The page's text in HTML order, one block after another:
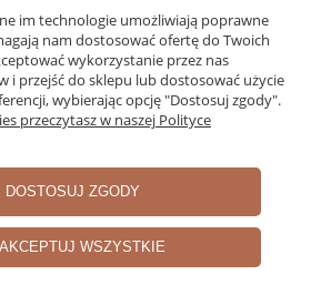
MOJE KONTO
I DOSTAWA
O NAS
im technologie umożliwiają poprawne
nam dostosować ofertę do Twoich
wykorzystanie przez nas
i przejść do sklepu lub dostosować użycie
wybierając opcję "Dostosuj zgody".
przeczytasz w naszej Polityce
DOSTOSUJ ZGODY
WSZYSTKIE